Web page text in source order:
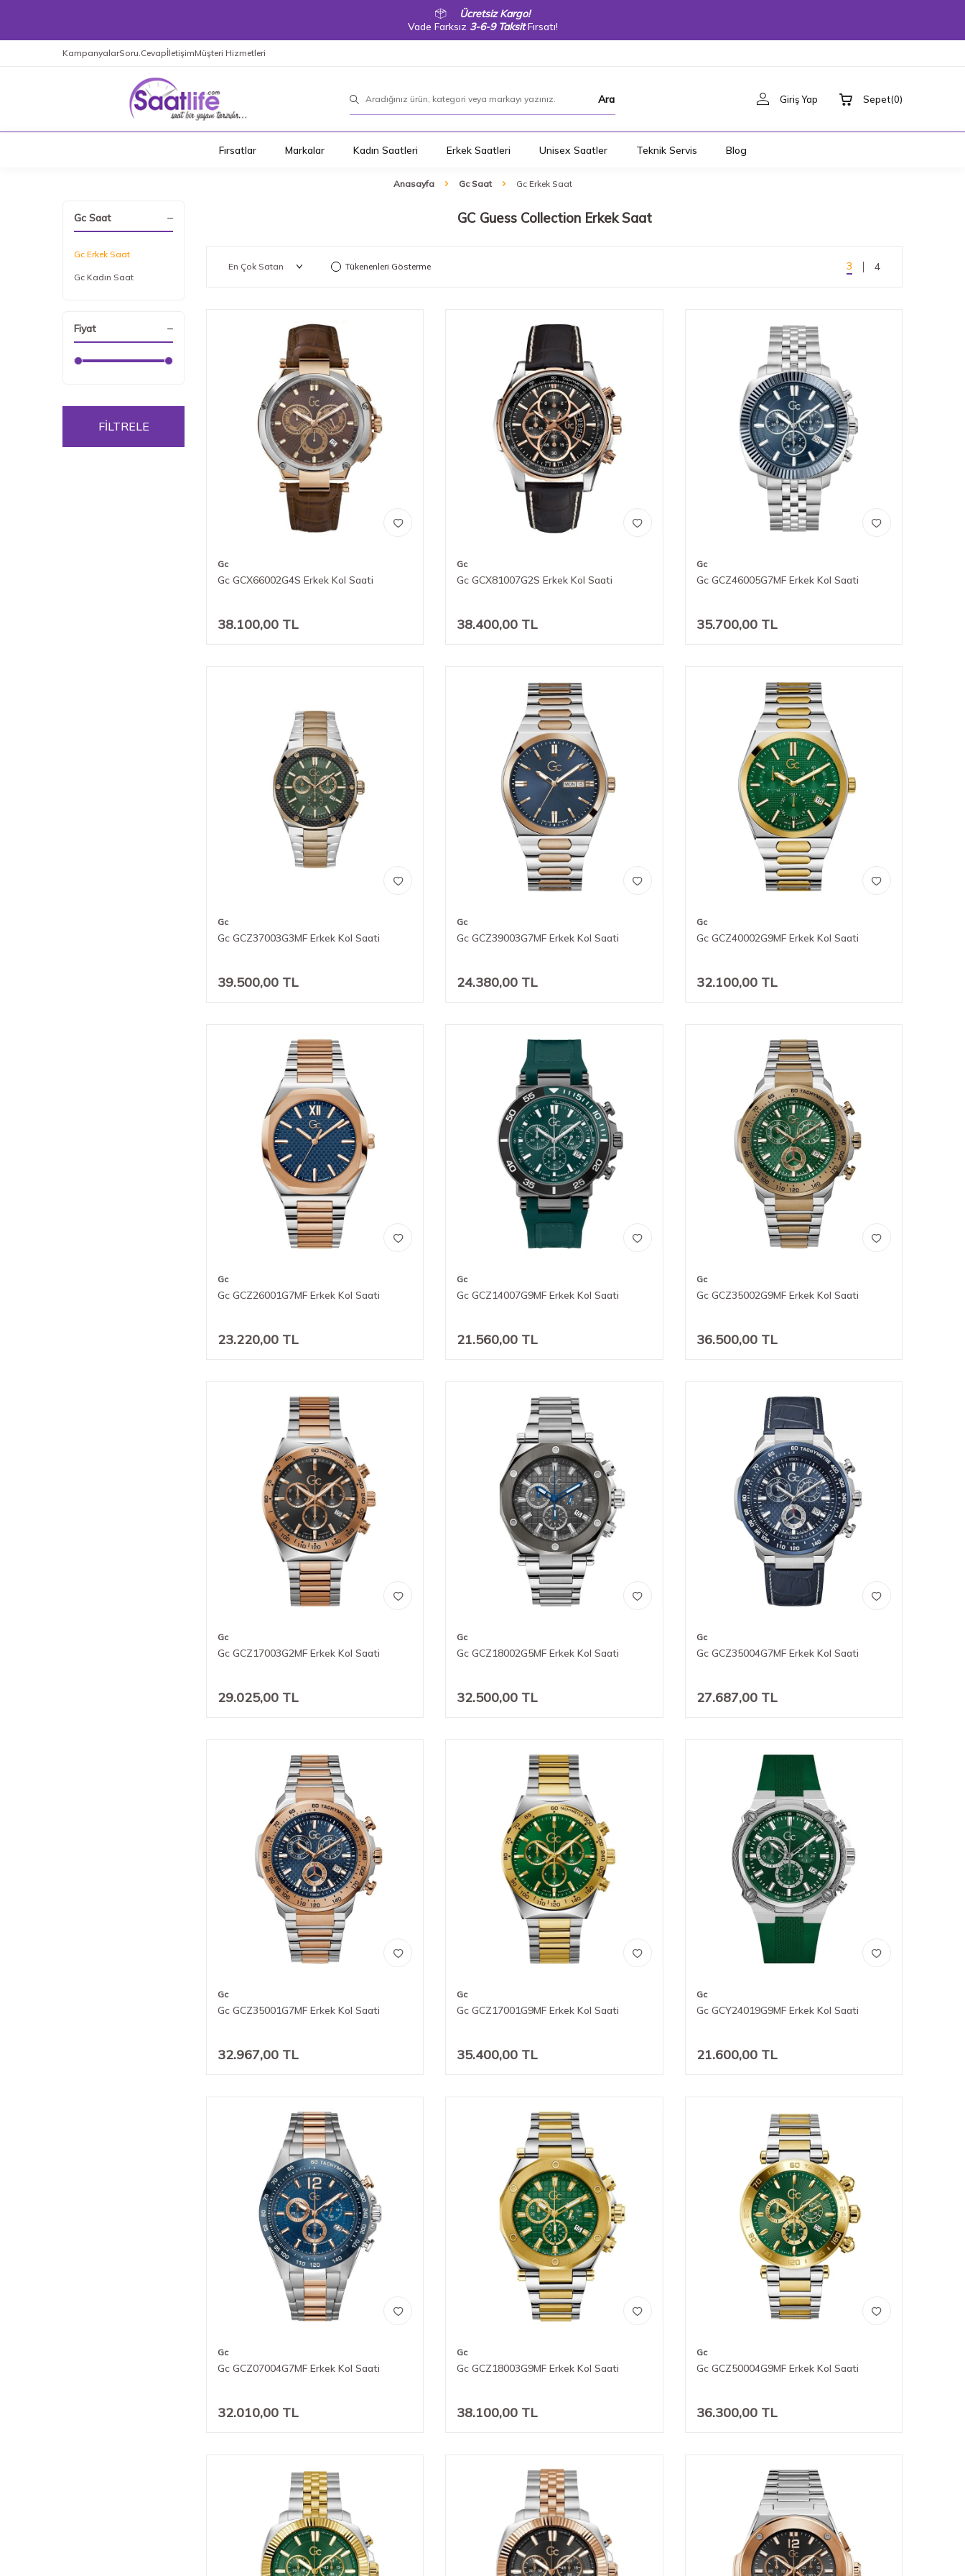
Ücretsiz Kargo!
Vade Farksız 3-6-9 TaksitFırsatı!
KampanyalarSoru.CevapİletişimMüşteri Hizmetleri
Ara Giriş Yap Sepet(0)
Fırsatlar Markalar Kadın Saatleri Erkek Saatleri Unisex Saatler Teknik Servis Blog
Anasayfa Gc Saat Gc Erkek Saat
Gc Saat
Gc Erkek Saat
Gc Kadın Saat
Fiyat
FİLTRELE
GC Guess Collection Erkek Saat
Tükenenleri Gösterme 3 4
Gc
Gc GCX66002G4S Erkek Kol Saati
38.100,00 TL
Gc
Gc GCX81007G2S Erkek Kol Saati
38.400,00 TL
Gc
Gc GCZ46005G7MF Erkek Kol Saati
35.700,00TL
Gc
Gc GCZ37003G3MF Erkek Kol Saati
39.500,00 TL
Gc
Gc GCZ39003G7MF Erkek Kol Saati
24.380,00 TL
Gc
Gc GCZ40002G9MF Erkek Kol Saati
32.100,00TL
Gc
Gc GCZ26001G7MF Erkek Kol Saati
23.220,00 TL
Gc
Gc GCZ14007G9MF Erkek Kol Saati
21.560,00 TL
Gc
Gc GCZ35002G9MF Erkek Kol Saati
36.500,00TL
Gc
Gc GCZ17003G2MF Erkek Kol Saati
29.025,00 TL
Gc
Gc GCZ18002G5MF Erkek Kol Saati
32.500,00 TL
Gc
Gc GCZ35004G7MF Erkek Kol Saati
27.687,00TL
Gc
Gc GCZ35001G7MF Erkek Kol Saati
32.967,00 TL
Gc
Gc GCZ17001G9MF Erkek Kol Saati
35.400,00 TL
Gc
Gc GCY24019G9MF Erkek Kol Saati
21.600,00TL
Gc
Gc GCZ07004G7MF Erkek Kol Saati
32.010,00 TL
Gc
Gc GCZ18003G9MF Erkek Kol Saati
38.100,00 TL
Gc
Gc GCZ50004G9MF Erkek Kol Saati
36.300,00TL